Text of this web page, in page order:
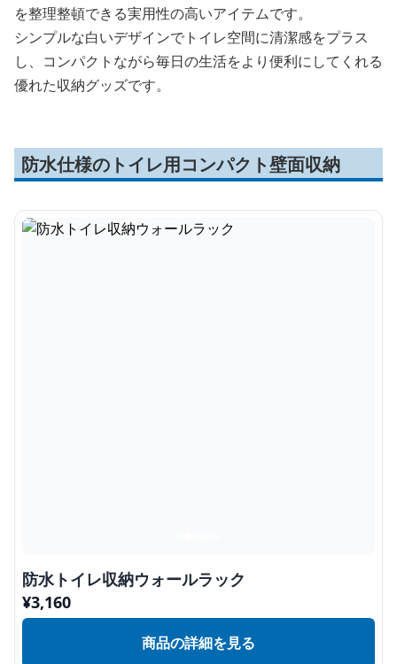
を整理整頓できる実用性の高いアイテムです。
シンプルな白いデザインでトイレ空間に清潔感をプラス
し、コンパクトながら毎日の生活をより便利にしてくれる
優れた収納グッズです。
防水仕様のトイレ用コンパクト壁面収納
防水トイレ収納ウォールラック
¥3,160
商品の詳細を見る